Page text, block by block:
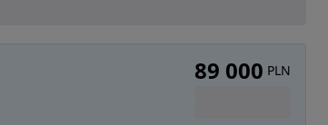
89 000 PLN